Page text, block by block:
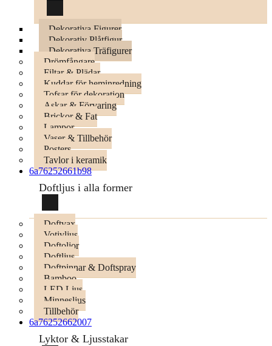
Dekorativa Figurer
Dekorativ Plåtfigur
Dekorativa Träfigurer
Drömfångare
Filtar & Plädar
Kuddar för heminredning
Tofsar för dekoration
Askar & Förvaring
Brickor & Fat
Lampor
Vaser & Tillbehör
Posters
Tavlor i keramik
6a76252661b98
Doftljus i alla former
Doftvax
Votivljus
Doftoljor
Doftljus
Doftpinnar & Doftspray
Bamboo
LED Ljus
Minnesljus
Tillbehör
6a76252662007
Lyktor & Ljusstakar